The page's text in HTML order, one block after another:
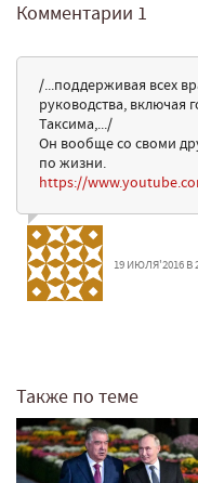
Комментарии 1
/...поддерживая всех
руководства, включая
Таксима,.../
Он вообще со своми
по жизни.
https://
19 ИЮЛЯ'2016 В
Также по теме